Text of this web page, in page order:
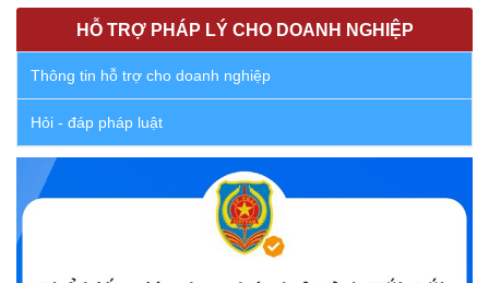
(30/10/2025)
hợp phổ biến, giáo dục pháp luật tỉnh Đắk Lắk
Đắk Lắk triển khai Cuộc vận động “Toàn dân rèn luyện
thân thể theo gương Bác Hồ vĩ đại” giai đoạn 2026-2030
HỖ TRỢ PHÁP LÝ CHO DOANH NGHIỆP
Thông tin hỗ trợ cho doanh nghiệp
Hỏi - đáp pháp luật